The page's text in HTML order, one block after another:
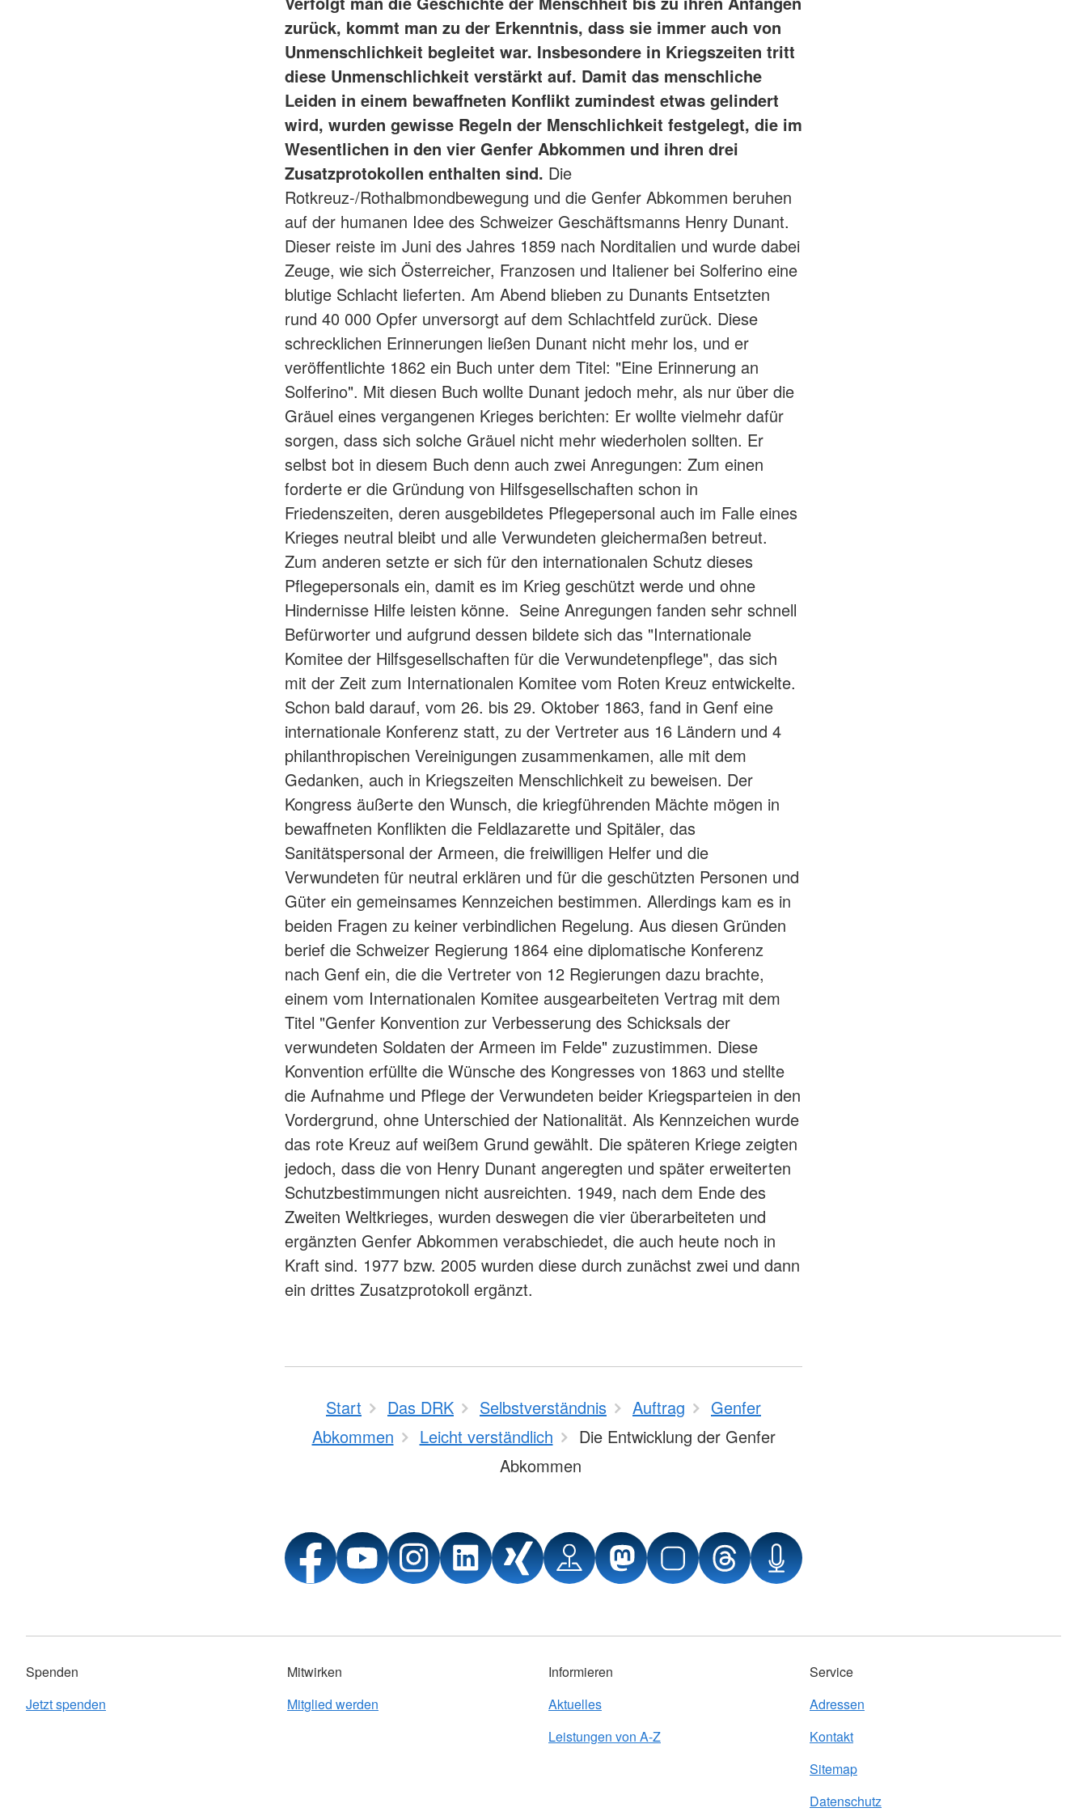
zurück, kommt man zu der Erkenntnis, dass sie immer auch von
Unmenschlichkeit begleitet war. Insbesondere in Kriegszeiten tritt
diese Unmenschlichkeit verstärkt auf. Damit das menschliche
Leiden in einem bewaffneten Konflikt zumindest etwas gelindert
wird, wurden gewisse Regeln der Menschlichkeit festgelegt, die im
Wesentlichen in den vier Genfer Abkommen und ihren drei
Zusatzprotokollen enthalten sind. Die
Rotkreuz-/Rothalbmondbewegung und die Genfer Abkommen beruhen
auf der humanen Idee des Schweizer Geschäftsmanns Henry Dunant.
Dieser reiste im Juni des Jahres 1859 nach Norditalien und wurde dabei
Zeuge, wie sich Österreicher, Franzosen und Italiener bei Solferino eine
blutige Schlacht lieferten. Am Abend blieben zu Dunants Entsetzten
rund 40 000 Opfer unversorgt auf dem Schlachtfeld zurück. Diese
schrecklichen Erinnerungen ließen Dunant nicht mehr los, und er
veröffentlichte 1862 ein Buch unter dem Titel: "Eine Erinnerung an
Solferino". Mit diesen Buch wollte Dunant jedoch mehr, als nur über die
Gräuel eines vergangenen Krieges berichten: Er wollte vielmehr dafür
sorgen, dass sich solche Gräuel nicht mehr wiederholen sollten. Er
selbst bot in diesem Buch denn auch zwei Anregungen: Zum einen
forderte er die Gründung von Hilfsgesellschaften schon in
Friedenszeiten, deren ausgebildetes Pflegepersonal auch im Falle eines
Krieges neutral bleibt und alle Verwundeten gleichermaßen betreut.
Zum anderen setzte er sich für den internationalen Schutz dieses
Pflegepersonals ein, damit es im Krieg geschützt werde und ohne
Hindernisse Hilfe leisten könne. Seine Anregungen fanden sehr schnell
Befürworter und aufgrund dessen bildete sich das "Internationale
Komitee der Hilfsgesellschaften für die Verwundetenpflege", das sich
mit der Zeit zum Internationalen Komitee vom Roten Kreuz entwickelte.
Schon bald darauf, vom 26. bis 29. Oktober 1863, fand in Genf eine
internationale Konferenz statt, zu der Vertreter aus 16 Ländern und 4
philanthropischen Vereinigungen zusammenkamen, alle mit dem
Gedanken, auch in Kriegszeiten Menschlichkeit zu beweisen. Der
Kongress äußerte den Wunsch, die kriegführenden Mächte mögen in
bewaffneten Konflikten die Feldlazarette und Spitäler, das
Sanitätspersonal der Armeen, die freiwilligen Helfer und die
Verwundeten für neutral erklären und für die geschützten Personen und
Güter ein gemeinsames Kennzeichen bestimmen. Allerdings kam es in
beiden Fragen zu keiner verbindlichen Regelung. Aus diesen Gründen
berief die Schweizer Regierung 1864 eine diplomatische Konferenz
nach Genf ein, die die Vertreter von 12 Regierungen dazu brachte,
einem vom Internationalen Komitee ausgearbeiteten Vertrag mit dem
Titel "Genfer Konvention zur Verbesserung des Schicksals der
verwundeten Soldaten der Armeen im Felde" zuzustimmen. Diese
Konvention erfüllte die Wünsche des Kongresses von 1863 und stellte
die Aufnahme und Pflege der Verwundeten beider Kriegsparteien in den
Vordergrund, ohne Unterschied der Nationalität. Als Kennzeichen wurde
das rote Kreuz auf weißem Grund gewählt. Die späteren Kriege zeigten
jedoch, dass die von Henry Dunant angeregten und später erweiterten
Schutzbestimmungen nicht ausreichten. 1949, nach dem Ende des
Zweiten Weltkrieges, wurden deswegen die vier überarbeiteten und
ergänzten Genfer Abkommen verabschiedet, die auch heute noch in
Kraft sind. 1977 bzw. 2005 wurden diese durch zunächst zwei und dann
ein drittes Zusatzprotokoll ergänzt.
Start Das DRK Selbstverständnis Auftrag
Genfer
Abkommen
Leicht verständlich
Die Entwicklung der Genfer
Abkommen
Spenden
Jetzt spenden
Mitwirken
Mitglied werden
Informieren
Aktuelles
Leistungen von A-Z
Service
Adressen
Kontakt
Sitemap
Datenschutz